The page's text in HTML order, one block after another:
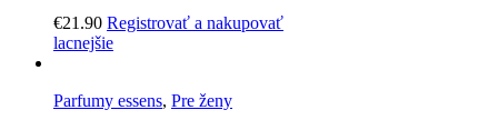
€21.90 Registrovať a nakupovať
lacnejšie
Parfumy essens, Pre ženy